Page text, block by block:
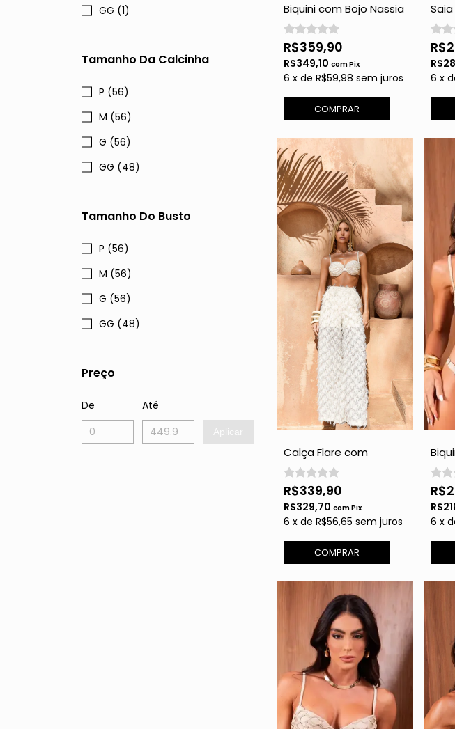
GG (1)
Tamanho Da Calcinha
P (56)
M (56)
G (56)
GG (48)
Tamanho Do Busto
P (56)
M (56)
G (56)
GG (48)
Preço
De Até
Aplicar
Biquini com Bojo Nassia
e Pedraria - Perola
R$359,90
R$349,10 comPix
6 x de R$59,98 sem juros
COMPRAR
6 x
Calça Flare com
Plumas - Off White
R$339,90
R$329,70 comPix
6 x de R$56,65 sem juros
COMPRAR
-
6 x